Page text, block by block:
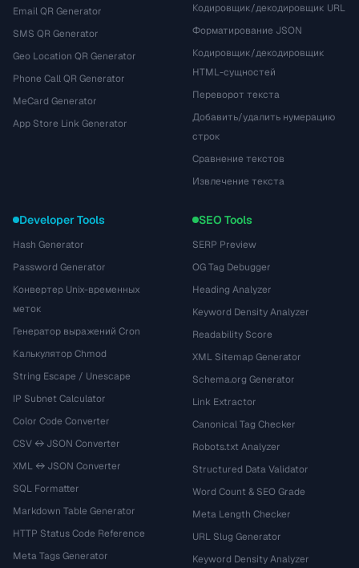
Email QR Generator
SMS QR Generator
Geo Location QR Generator
Phone Call QR Generator
MeCard Generator
App Store Link Generator
Кодировщик/декодировщик URL
Форматирование JSON
Кодировщик/декодировщик
HTML-сущностей
Переворот текста
Добавить/удалить нумерацию
строк
Сравнение текстов
Извлечение текста
Developer Tools
Hash Generator
Password Generator
Конвертер Unix-временных
меток
Генератор выражений Cron
Калькулятор Chmod
String Escape / Unescape
IP Subnet Calculator
Color Code Converter
CSV ↔ JSON Converter
XML ↔ JSON Converter
SQL Formatter
Markdown Table Generator
HTTP Status Code Reference
Meta Tags Generator
SEO Tools
SERP Preview
OG Tag Debugger
Heading Analyzer
Keyword Density Analyzer
Readability Score
XML Sitemap Generator
Schema.org Generator
Link Extractor
Canonical Tag Checker
Robots.txt Analyzer
Structured Data Validator
Word Count & SEO Grade
Meta Length Checker
URL Slug Generator
Keyword Density Analyzer